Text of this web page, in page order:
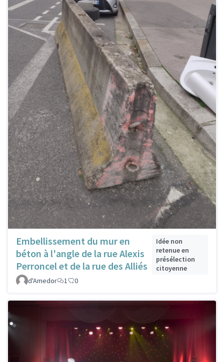
Embellissement du mur en
béton à l'angle de la rue Alexis
Perroncel et de la rue des Alliés
Idée non
retenue en
présélection
citoyenne
d'Amedor
1 0